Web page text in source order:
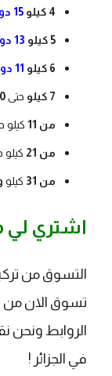
4 كيلو 15 دولار
5 كيلو 13 دولار
6 كيلو 11 دولار
7 كيلو حتى10
من 11 كيلو
من 21 كيلو
من 31 كيلو
اشتري لي
التسوق من
تسوق الان من
الروابط ونحن
في الجزائر !